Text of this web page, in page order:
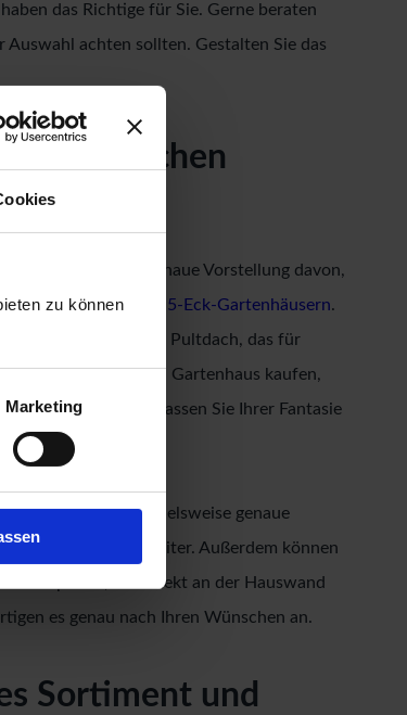
zu können
Marketing
das Richtige für Sie. Gerne beraten
achten sollten. Gestalten Sie das
Sie bereits eine genaue Vorstellung davon,
etwa bei unseren 5-Eck-Gartenhäusern.
Sie ein Modell mit Pultdach, das für
indem Sie ein Gartenhaus kaufen,
sind grenzenlos, lassen Sie Ihrer Fantasie
Beschenkte beispielsweise genaue
Know-how weiter. Außerdem können
konzipieren, das direkt an der Hauswand
es genau nach Ihren Wünschen an.
Sortiment und